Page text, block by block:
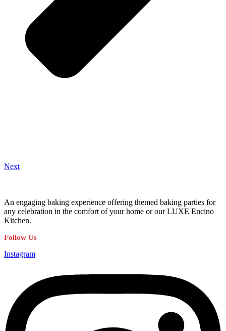
Next
An engaging baking experience offering themed baking parties for
any celebration in the comfort of your home or our LUXE Encino
Kitchen.
Follow Us
Instagram